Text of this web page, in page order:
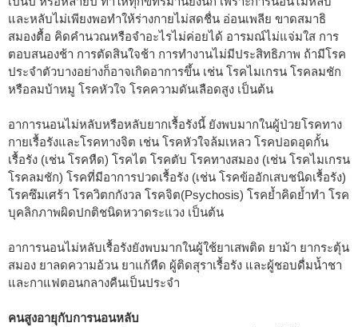
และหลับไม่เพียงพอทำให้ร่างกายไม่สดชื่น อ่อนเพลีย ขาดสมาธิ
สมองตื้อ คิดคำนวณหรือจำอะไรไม่ค่อยได้ อารมณ์ไม่แจ่มใส การ
ตอบสนองช้า การตัดสินใจช้า การทำงานไม่มีประสิทธิภาพ ถ้ามีโรค
ประจำตัวบางอย่างก็อาจเกิดอาการขึ้น เช่น โรคไมเกรน โรคลมชัก
หรือลมบ้าหมู โรคหัวใจ โรคความดันเลือดสูง เป็นต้น
อาการนอนไม่หลับหรือหลับยากเรื้อรังนี้ ยังพบมากในผู้ป่วยโรคทาง
กายเรื้อรังและโรคทางจิต เช่น โรคหัวใจล้มเหลว โรคปอดอุดกั้น
เรื้อรัง (เช่น โรคหืด) โรคไต โรคตับ โรคทางสมอง (เช่น โรคไมเกรน
โรคลมชัก) โรคที่มีอาการปวดเรื้อรัง (เช่น โรคข้ออักเสบชนิดเรื้อรัง)
โรคซึมเศร้า โรควิตกกังวล โรคจิต(Psychosis) โรคย้ำคิดย้ำทำ โรค
บุคลิกภาพผิดปกติชนิดหวาดระแวง เป็นต้น
อาการนอนไม่หลับเรื้อรังยังพบมากในผู้ใช้ยาเสพติด ยาม้า ยากระตุ้น
สมอง ยาลดความอ้วน ยาแก้หืด ผู้ติดสุราเรื้อรัง และผู้ชอบดื่มน้ำชา
และกาแฟตอนกลางคืนเป็นประจำ
คนสูงอายุกับการนอนหลับ